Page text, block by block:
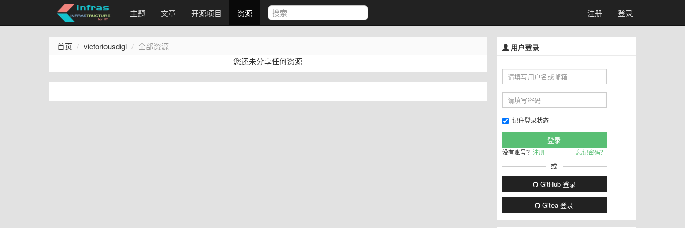
主题 文章 开源项目 资源 注册 登录
首页 victoriousdigi
全部资源
您还未分享任何资源
用户登录
记住登录状态
没有账号？ 注册
忘记密码？
或
GitHub 登录
Gitea 登录